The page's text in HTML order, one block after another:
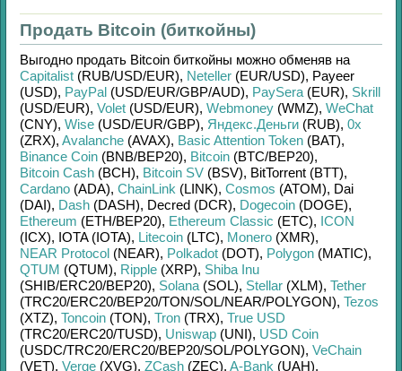
Продать Bitcoin (биткойны)
Выгодно продать Bitcoin биткойны можно обменяв на
Capitalist (RUB/USD/EUR), Neteller (EUR/USD), Payeer
(USD), PayPal (USD/EUR/GBP/AUD), PaySera (EUR), Skrill
(USD/EUR), Volet (USD/EUR), Webmoney (WMZ), WeChat
(CNY), Wise (USD/EUR/GBP), Яндекс.Деньги (RUB), 0x
(ZRX), Avalanche (AVAX), Basic Attention Token (BAT),
Binance Coin (BNB/BEP20), Bitcoin (BTC/BEP20),
Bitcoin Cash (BCH), Bitcoin SV (BSV), BitTorrent (BTT),
Cardano (ADA), ChainLink (LINK), Cosmos (ATOM), Dai
(DAI), Dash (DASH), Decred (DCR), Dogecoin (DOGE),
Ethereum (ETH/BEP20), Ethereum Classic (ETC), ICON
(ICX), IOTA (IOTA), Litecoin (LTC), Monero (XMR),
NEAR Protocol (NEAR), Polkadot (DOT), Polygon (MATIC),
QTUM (QTUM), Ripple (XRP), Shiba Inu
(SHIB/ERC20/BEP20), Solana (SOL), Stellar (XLM), Tether
(TRC20/ERC20/BEP20/TON/SOL/NEAR/POLYGON), Tezos
(XTZ), Toncoin (TON), Tron (TRX), True USD
(TRC20/ERC20/TUSD), Uniswap (UNI), USD Coin
(USDC/TRC20/ERC20/BEP20/SOL/POLYGON), VeChain
(VET), Verge (XVG), ZCash (ZEC), A-Bank (UAH),